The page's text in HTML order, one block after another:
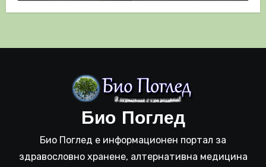
Био Поглед
Био Поглед е информационен портал за
здравословно хранене, алтернативна медицина